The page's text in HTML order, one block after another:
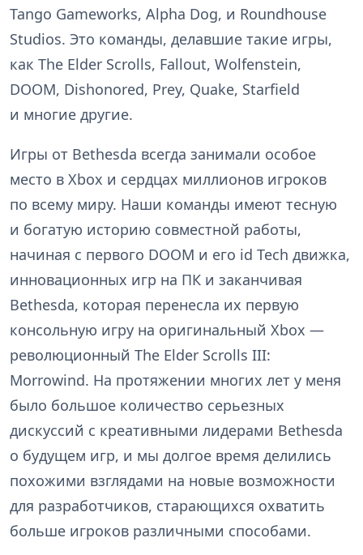
Tango Gameworks, Alpha Dog, и Roundhouse
Studios. Это команды, делавшие такие игры,
как The Elder Scrolls, Fallout, Wolfenstein,
DOOM, Dishonored, Prey, Quake, Starfield
и многие другие.
Игры от Bethesda всегда занимали особое
место в Xbox и сердцах миллионов игроков
по всему миру. Наши команды имеют тесную
и богатую историю совместной работы,
начиная с первого DOOM и его id Tech движка,
инновационных игр на ПК и заканчивая
Bethesda, которая перенесла их первую
консольную игру на оригинальный Xbox —
революционный The Elder Scrolls III:
Morrowind. На протяжении многих лет у меня
было большое количество серьезных
дискуссий с креативными лидерами Bethesda
о будущем игр, и мы долгое время делились
похожими взглядами на новые возможности
для разработчиков, старающихся охватить
больше игроков различными способами.